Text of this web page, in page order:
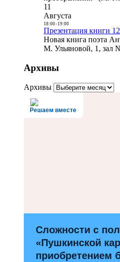
11
Августа
18:00- 19:00
Презентация книги
Новая книга поэта
М. Ульяновой, 1, зал
Архивы
Архивы
Решаем вместе
Сложности с
«Пушкинской
приобретением